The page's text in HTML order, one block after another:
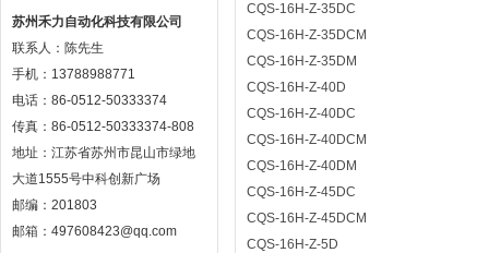
苏州禾力自动化科技有限公司
联系人：陈先生
手机：13788988771
电话：86-0512-50333374
传真：86-0512-50333374-808
地址：江苏省苏州市昆山市绿地
大道1555号中科创新广场
邮编：201803
邮箱：497608423@qq.com
CQS-16H-Z-35DC
CQS-16H-Z-35DCM
CQS-16H-Z-35DM
CQS-16H-Z-40D
CQS-16H-Z-40DC
CQS-16H-Z-40DCM
CQS-16H-Z-40DM
CQS-16H-Z-45DC
CQS-16H-Z-45DCM
CQS-16H-Z-5D